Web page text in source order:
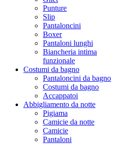
Punture
Slip
Pantaloncini
Boxer
Pantaloni lunghi
Biancheria intima
funzionale
Costumi da bagno
Pantaloncini da bagno
Costumi da bagno
Accappatoi
Abbigliamento da notte
Pigiama
Camicie da notte
Camicie
Pantaloni